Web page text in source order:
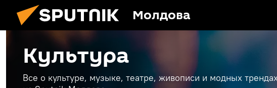
Молдова
Культура
Все о культуре, музыке, театре, живописи и модных